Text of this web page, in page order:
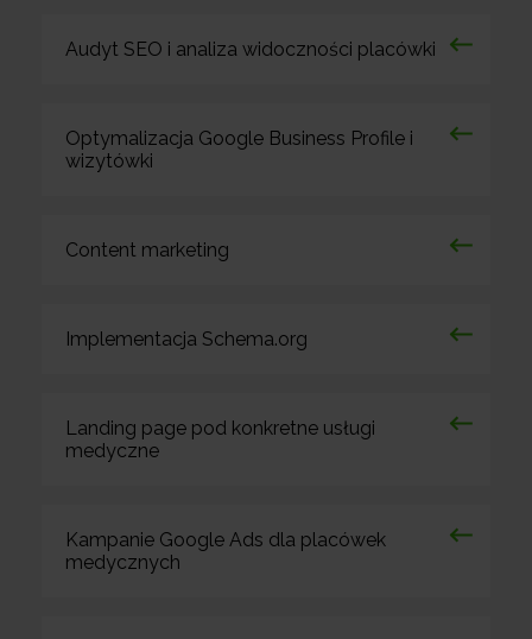
Audyt SEO i analiza widoczności placówki
Optymalizacja Google Business Profile i
wizytówki
Content marketing
Implementacja Schema.org
Landing page pod konkretne usługi
medyczne
Kampanie Google Ads dla placówek
medycznych